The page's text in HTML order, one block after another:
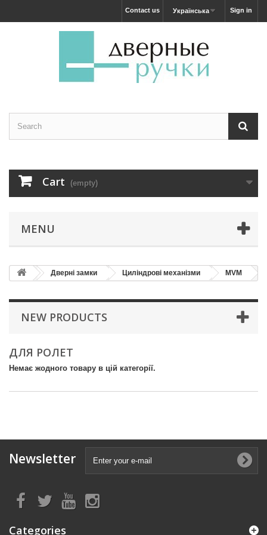
Sign in
Українська
Contact us
Cart (empty)
MENU
Дверні замки Циліндрові механізми MVM
NEW PRODUCTS
ДЛЯ РОЛЕТ
Немає жодного товару в цій категорії.
Newsletter
Categories